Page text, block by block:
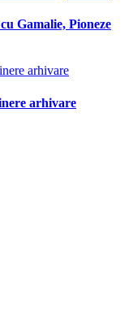
Gamalie, Pioneze
arhivare